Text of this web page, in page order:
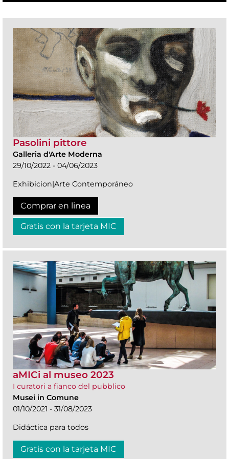
Pasolini pittore
Galleria d'Arte Moderna
29/10/2022 - 04/06/2023
Exhibicion|Arte Contemporáneo
Comprar en linea
Gratis con la tarjeta MIC
aMICi al museo 2023
I curatori a fianco del pubblico
Musei in Comune
01/10/2021 - 31/08/2023
Didáctica para todos
Gratis con la tarjeta MIC